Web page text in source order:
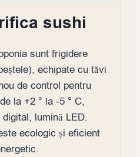
sushi
sunt frigidere
echipate cu tăvi
de control pentru
la +2 ° la -5 ° C,
lumină LED.
ecologic și eficient